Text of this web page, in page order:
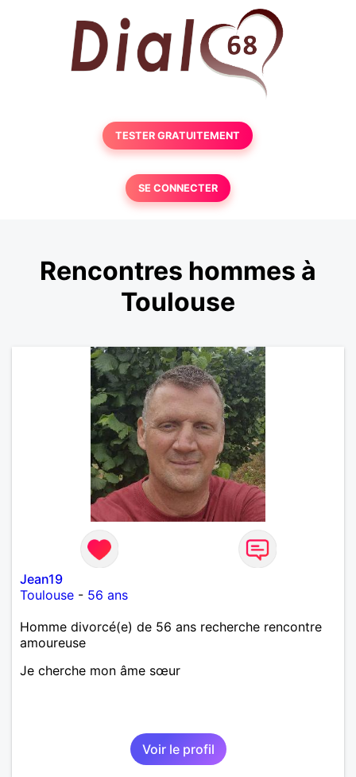
TESTER GRATUITEMENT
SE CONNECTER
Rencontres hommes à
Toulouse
Jean19
Toulouse - 56 ans
Homme divorcé(e) de 56 ans recherche rencontre
amoureuse
Je cherche mon âme sœur
Voir le profil